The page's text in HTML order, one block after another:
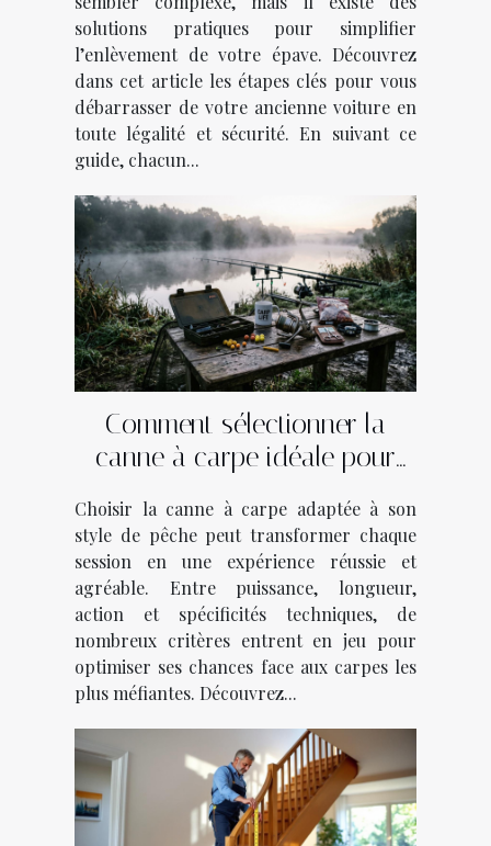
solutions pratiques pour simplifier
l’enlèvement de votre épave. Découvrez
dans cet article les étapes clés pour vous
débarrasser de votre ancienne voiture en
toute légalité et sécurité. En suivant ce
guide, chacun...
Comment sélectionner la
canne à carpe idéale pour
Choisir la canne à carpe adaptée à son
style de pêche peut transformer chaque
session en une expérience réussie et
agréable. Entre puissance, longueur,
action et spécificités techniques, de
nombreux critères entrent en jeu pour
optimiser ses chances face aux carpes les
plus méfiantes. Découvrez...